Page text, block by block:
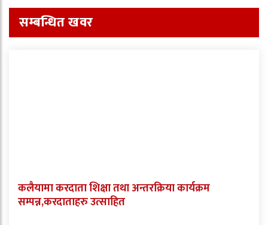
सम्बन्धित खवर
कलैयामा करदाता शिक्षा तथा अन्तरक्रिया कार्यक्रम
सम्पन्न,करदाताहरु उत्साहित